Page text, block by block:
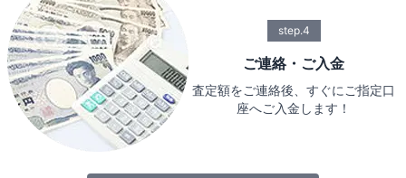
step.4
ご連絡・ご入金
査定額をご連絡後、すぐにご指定口
座へご入金します！